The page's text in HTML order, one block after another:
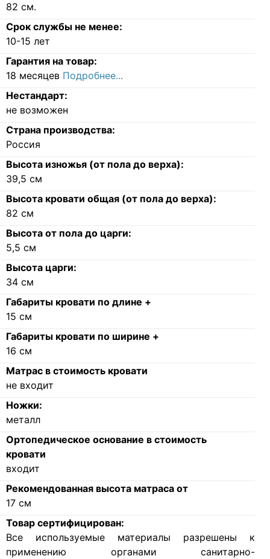
82 см.
Срок службы не менее:
10-15 лет
Гарантия на товар:
18 месяцев Подробнее...
Нестандарт:
не возможен
Страна производства:
Россия
Высота изножья (от пола до верха):
39,5 см
Высота кровати общая (от пола до верха):
82 см
Высота от пола до царги:
5,5 см
Высота царги:
34 см
Габариты кровати по длине +
15 см
Габариты кровати по ширине +
16 см
Матрас в стоимость кровати
не входит
Ножки:
металл
Ортопедическое основание в стоимость
кровати
входит
Рекомендованная высота матраса от
17 см
Товар сертифицирован:
Все используемые материалы разрешены к
применению органами санитарно-